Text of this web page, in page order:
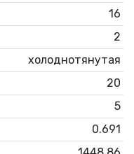
16
2
холоднотянутая
20
5
0.691